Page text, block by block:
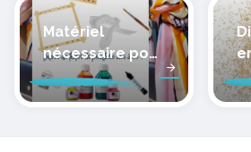
Matériel
nécessaire pour
peindre la soie